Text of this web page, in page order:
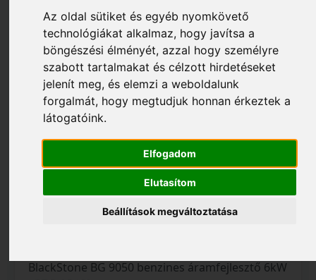
Az oldal sütiket és egyéb nyomkövető
technológiákat alkalmaz, hogy javítsa a
böngészési élményét, azzal hogy személyre
szabott tartalmakat és célzott hirdetéseket
jelenít meg, és elemzi a weboldalunk
forgalmát, hogy megtudjuk honnan érkeztek a
látogatóink.
Elfogadom
Elutasítom
Beállítások megváltoztatása
BlackStone BG 9050 benzines áramfejlesztő 6kW